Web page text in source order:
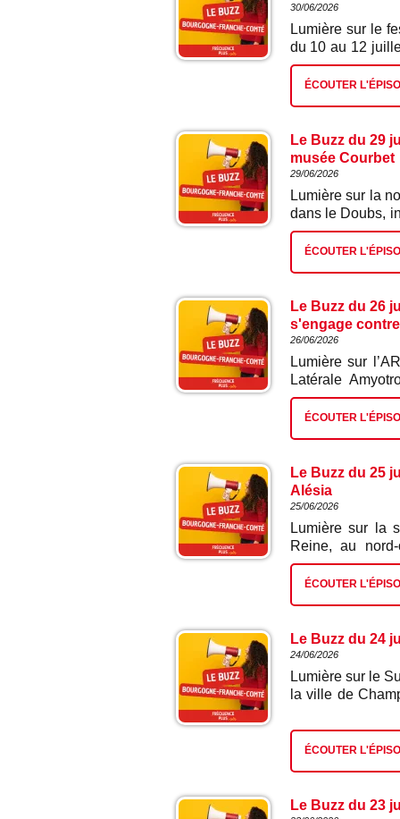
30/06/2026
Lumière sur le
du 10 au 12
les records de
festivaliers, ce
programmation
programme de
directeur
ÉCOUTER
Le Buzz du 29
musée Courbet
29/06/2026
Lumière sur la
dans le Doubs,
jusqu’au 8
révolution
les marges de la
porté par
de conscience.
Foudral,
www.musee-
ÉCOUTER
Le Buzz du 26
s'engage
26/06/2026
Lumière sur
Latérale
Charcot. Une
engagement
vu sa vie
son père,
comprendre et
ÉCOUTER
Le Buzz du 25
Alésia
25/06/2026
Lumière sur la
Reine, au
reconnu par la
bataille entre
fil de l’histoire,
nouveautés et
directeur du
pratiques et le
site internet :
ÉCOUTER
Le Buzz du 24
24/06/2026
Lumière sur le
la ville de
générations
du pays
l'agence de
ÉCOUTER
Le Buzz du 23